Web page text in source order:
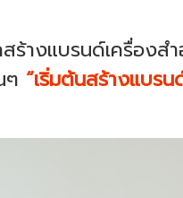
ร้างแบรนด์เครื่องส
ๆ “เริ่มต้นสร้างแบรน